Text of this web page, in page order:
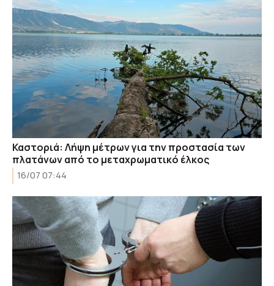
Καστοριά: Λήψη μέτρων για την προστασία των
πλατάνων από το μεταχρωματικό έλκος
16/07 07:44